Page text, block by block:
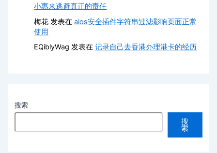
小惠来逃避真正的责任
梅花 发表在aios安全插件字符串过滤影响页面正常
使用
EQiblyWag 发表在记录自己去香港办理港卡的经历
搜索
搜
索